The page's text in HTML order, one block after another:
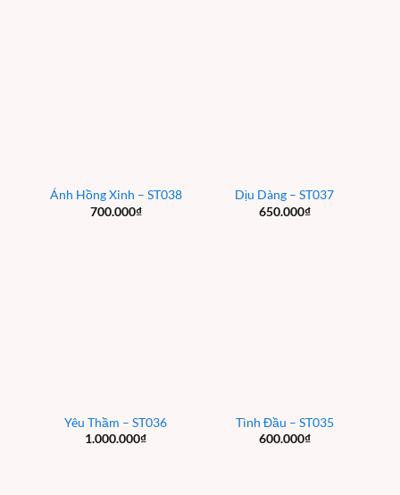
Ánh Hồng Xinh – ST038
700.000₫
Dịu Dàng – ST037
650.000₫
Yêu Thầm – ST036
1.000.000₫
Tình Đầu – ST035
600.000₫